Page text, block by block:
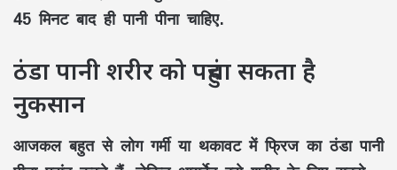
45 मिनट बाद ही पानी पीना चाहिए.
ठंडा पानी शरीर को पहुंचा सकता है
नुकसान
आजकल बहुत से लोग गर्मी या थकावट में फ्रिज का ठंडा पानी